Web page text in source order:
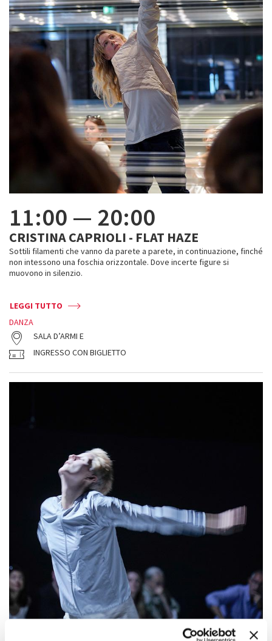
11:00 — 20:00
CRISTINA CAPRIOLI - FLAT HAZE
Sottili filamenti che vanno da parete a parete, in continuazione, finché
non intessono una foschia orizzontale. Dove incerte figure si
muovono in silenzio.
LEGGI TUTTO
DANZA
SALA D’ARMI E
INGRESSO CON BIGLIETTO